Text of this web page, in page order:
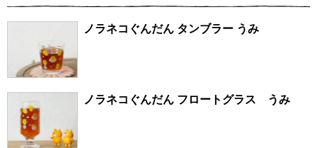
ノラネコぐんだん タンブラー うみ
ノラネコぐんだん フロートグラス うみ